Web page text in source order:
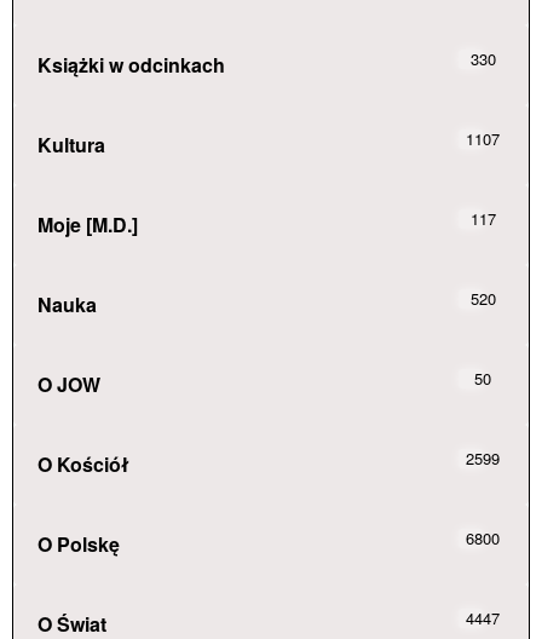
Książki w odcinkach 330
Kultura 1107
Moje [M.D.] 117
Nauka 520
O JOW 50
O Kościół 2599
O Polskę 6800
O Świat 4447